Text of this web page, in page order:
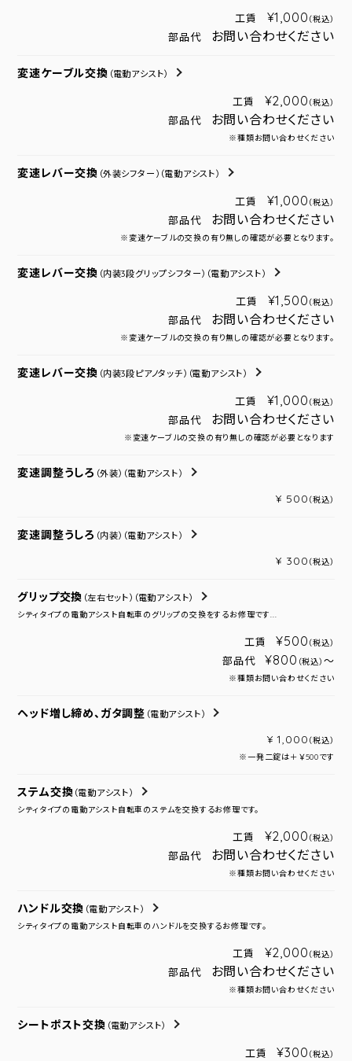
工賃 ¥1,000 （税込）
部品代 お問い合わせください
変速ケーブル交換 （電動アシスト）
工賃 ¥2,000 （税込）
部品代 お問い合わせください
※種類お問い合わせください
変速レバー交換 （外装シフター） （電動アシスト）
工賃 ¥1,000 （税込）
部品代 お問い合わせください
※変速ケーブルの交換の有り無しの確認が必要となります。
変速レバー交換 （内装3段グリップシフター） （電動アシスト）
工賃 ¥1,500 （税込）
部品代 お問い合わせください
※変速ケーブルの交換の有り無しの確認が必要となります。
変速レバー交換 （内装3段ピアノタッチ） （電動アシスト）
工賃 ¥1,000 （税込）
部品代 お問い合わせください
※変速ケーブルの交換の有り無しの確認が必要となります
変速調整うしろ （外装） （電動アシスト）
¥ 500 （税込）
変速調整うしろ （内装） （電動アシスト）
¥ 300 （税込）
グリップ交換 （左右セット） （電動アシスト）
シティタイプの電動アシスト自転車のグリップの交換をするお修理です...
工賃 ¥500 （税込）
部品代 ¥800 （税込） ～
※種類お問い合わせください
ヘッド増し締め、ガタ調整 （電動アシスト）
¥ 1,000 （税込）
※一発二錠は＋￥500です
ステム交換 （電動アシスト）
シティタイプの電動アシスト自転車のステムを交換するお修理です。
工賃 ¥2,000 （税込）
部品代 お問い合わせください
※種類お問い合わせください
ハンドル交換 （電動アシスト）
シティタイプの電動アシスト自転車のハンドルを交換するお修理です。
工賃 ¥2,000 （税込）
部品代 お問い合わせください
※種類お問い合わせください
シートポスト交換 （電動アシスト）
工賃 ¥300 （税込）